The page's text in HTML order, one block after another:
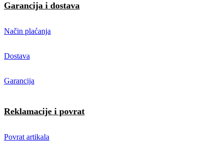
Garancija i dostava
Način plaćanja
Dostava
Garancija
Reklamacije i povrat
Povrat artikala